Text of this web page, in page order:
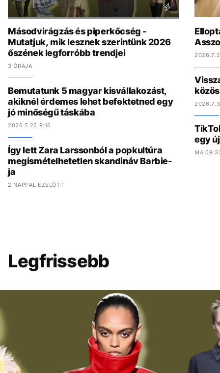
Másodvirágzás és piperkőcség -
Mutatjuk, mik lesznek szerintünk 2026
őszének legforróbb trendjei
3 ÓRÁJA
Bemutatunk 5 magyar kisvállakozást,
akiknél érdemes lehet befektetned egy
jó minőségű táskába
2026.7.25 9:16
Így lett Zara Larssonból a popkultúra
megismételhetetlen skandináv Barbie-
ja
2 NAPPAL EZELŐTT
egy
MA
Legfrissebb